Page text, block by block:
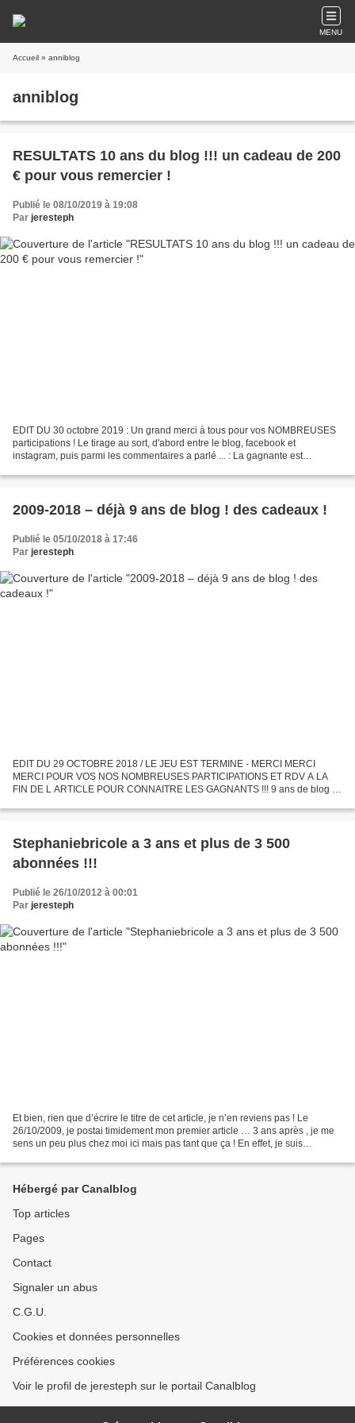
MENU
Accueil » anniblog
anniblog
RESULTATS 10 ans du blog !!! un cadeau de 200
€ pour vous remercier !
Publié le 08/10/2019 à 19:08
Par jeresteph
EDIT DU 30 octobre 2019 : Un grand merci à tous pour vos NOMBREUSES
participations ! Le tirage au sort, d'abord entre le blog, facebook et
instagram, puis parmi les commentaires a parlé ... : La gagnante est
2009-2018 – déjà 9 ans de blog ! des cadeaux !
Publié le 05/10/2018 à 17:46
Par jeresteph
EDIT DU 29 OCTOBRE 2018 / LE JEU EST TERMINE - MERCI MERCI
MERCI POUR VOS NOS NOMBREUSES PARTICIPATIONS ET RDV A LA
FIN DE L ARTICLE POUR CONNAITRE LES GAGNANTS !!! 9 ans de blog le
Stephaniebricole a 3 ans et plus de 3 500
abonnées !!!
Publié le 26/10/2012 à 00:01
Par jeresteph
Et bien, rien que d’écrire le titre de cet article, je n’en reviens pas ! Le
26/10/2009, je postai timidement mon premier article … 3 ans après , je me
sens un peu plus chez moi ici mais pas tant que ça ! En effet, je suis
Hébergé par Canalblog
Top articles
Pages
Contact
Signaler un abus
C.G.U.
Cookies et données personnelles
Préférences cookies
Voir le profil de jeresteph sur le portail Canalblog